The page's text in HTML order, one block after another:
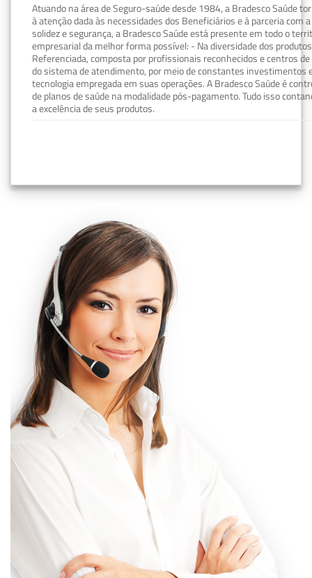
Atuando na área de Seguro-saúde desde 1984, a Bradesco Saúde
à atenção dada às necessidades dos Beneficiários e à parceria com
solidez e segurança, a Bradesco Saúde está presente em todo o
empresarial da melhor forma possível: - Na diversidade dos
Referenciada, composta por profissionais reconhecidos e centros
do sistema de atendimento, por meio de constantes investimentos
tecnologia empregada em suas operações. A Bradesco Saúde é
de planos de saúde na modalidade pós-pagamento. Tudo isso
a excelência de seus produtos.